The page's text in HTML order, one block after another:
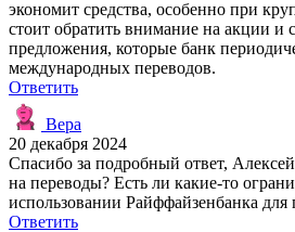
экономит средства, особенно при
стоит обратить внимание на акции и
предложения, которые банк
международных переводов.
Ответить
Вера
20 декабря 2024
Спасибо за подробный ответ,
на переводы? Есть ли какие-то
использовании Райффайзенбанка для
Ответить